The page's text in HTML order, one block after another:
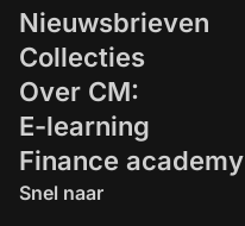
Nieuwsbrieven
Collecties
Over CM:
E-learning
Finance academy
Snel naar